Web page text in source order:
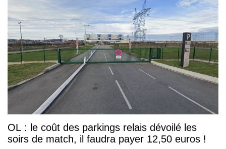
OL : le coût des parkings relais dévoilé les
soirs de match, il faudra payer 12,50 euros !